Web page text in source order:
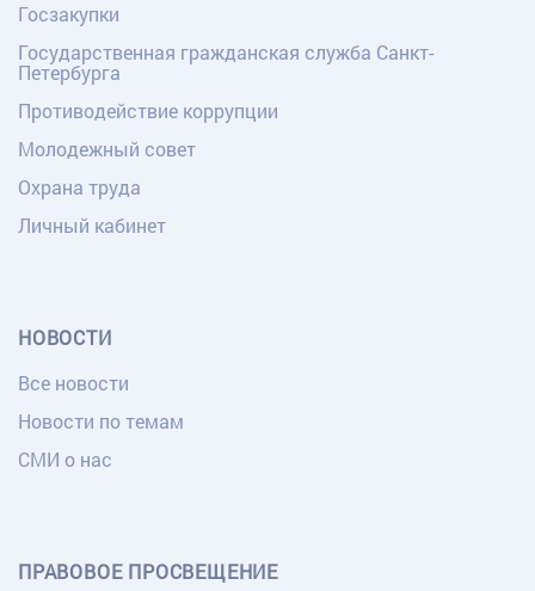
Госзакупки
Государственная гражданская служба Санкт-
Петербурга
Противодействие коррупции
Молодежный совет
Охрана труда
Личный кабинет
НОВОСТИ
Все новости
Новости по темам
СМИ о нас
ПРАВОВОЕ ПРОСВЕЩЕНИЕ